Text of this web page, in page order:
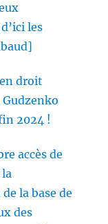
les
droit
2024 !
accès de
la base de
des